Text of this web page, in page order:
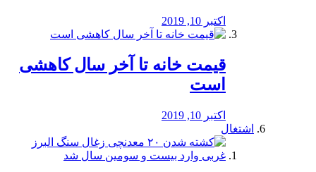
اکتبر 10, 2019
قیمت خانه تا آخر سال کاهشی
است
اکتبر 10, 2019
اشتغال